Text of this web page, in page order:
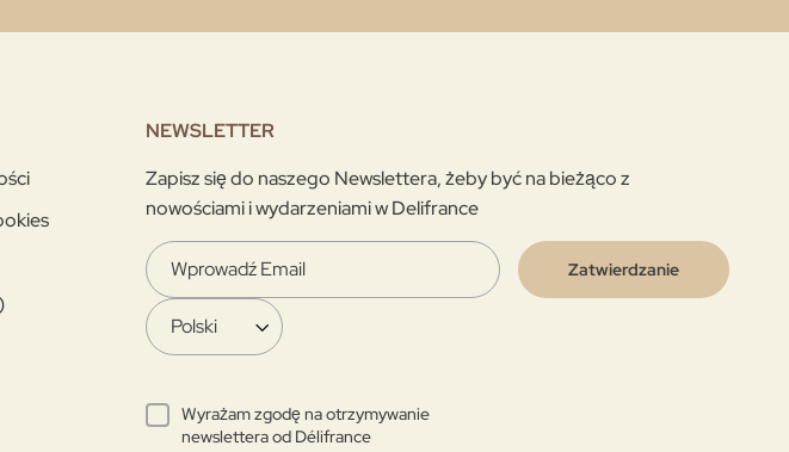
NEWSLETTER
Zapisz się do naszego Newslettera, żeby być na bieżąco z
nowościami i wydarzeniami w Delifrance
Wyrażam zgodę na otrzymywanie
newslettera od Délifrance
Zatwierdzanie